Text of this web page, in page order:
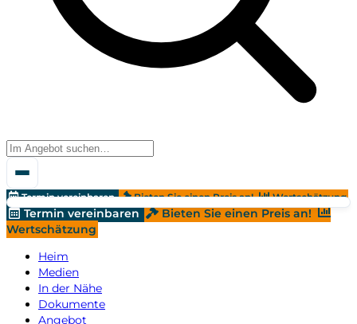
Termin vereinbaren Bieten Sie einen Preis an! Wertschätzung
Termin vereinbaren
Bieten Sie einen Preis an!
Wertschätzung
Heim
Medien
In der Nähe
Dokumente
Angebot